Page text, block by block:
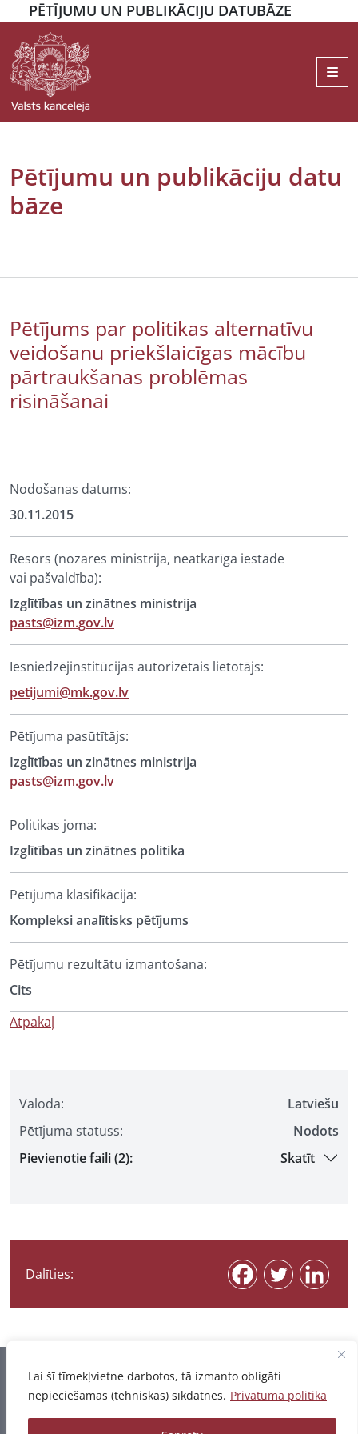
Lai šī tīmekļvietne darbotos, tā izmanto obligāti
nepieciešamās (tehniskās) sīkdatnes. Privātuma politika
PĒTĪJUMU UN PUBLIKĀCIJU DATUBĀZE
Pētījumu un publikāciju datu
bāze
Valoda:
Latviešu
Pētījuma statuss:
Nodots
Pievienotie faili (2):
Skatīt
Dalīties:
Pētījums par politikas alternatīvu
veidošanu priekšlaicīgas mācību
pārtraukšanas problēmas
risināšanai
Nodošanas datums:
30.11.2015
Resors (nozares ministrija, neatkarīga iestāde
vai pašvaldība):
Izglītības un zinātnes ministrija
pasts@izm.gov.lv
Iesniedzējinstitūcijas autorizētais lietotājs:
petijumi@mk.gov.lv
Pētījuma pasūtītājs:
Izglītības un zinātnes ministrija
pasts@izm.gov.lv
Politikas joma:
Izglītības un zinātnes politika
Pētījuma klasifikācija:
Kompleksi analītisks pētījums
Pētījumu rezultātu izmantošana:
Cits
Atpakaļ
Informācija pēdējo reizi atjaunota 03.08.2026